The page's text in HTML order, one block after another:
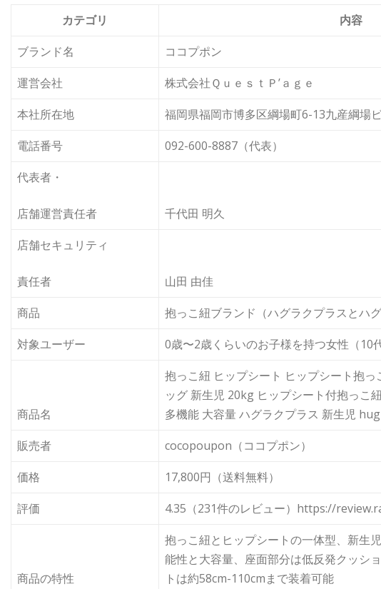
カテゴリ
内容
ブランド名
ココプポン
運営会社
株式会社ＱｕｅｓｔＰ’ａｇｅ
本社所在地
福岡県福岡市博多区綱場町6-13九産綱場
電話番号
092-600-8887（代表）
代表者・
店舗運営責任者
千代田 明久
店舗セキュリティ
責任者
山田 由佳
商品
抱っこ紐ブランド（ハグラクプラスとハグ
対象ユーザー
0歳〜2歳くらいのお子様を持つ女性（10
商品名
抱っこ紐 ヒップシート ヒップシート抱
ッグ 新生児 20kg ヒップシート付抱っこ
多機能 大容量 ハグラクプラス 新生児
販売者
cocopoupon（ココプポン）
価格
17,800円（送料無料）
評価
4.35（231件のレビュー）https://
商品の特性
抱っこ紐とヒップシートの一体型、新生
能性と大容量、座面部分は低反発クッシ
トは約58cm-110cmまで装着可能